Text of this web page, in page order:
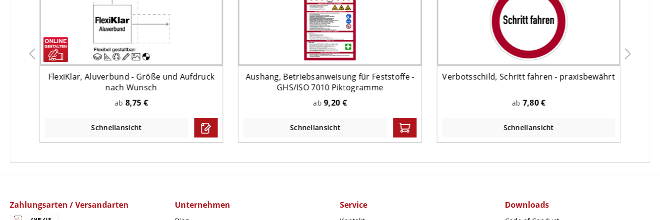
FlexiKlar, Aluverbund - Größe und Aufdruck
nach Wunsch
ab 8,75 €
Schnellansicht
Aushang, Betriebsanweisung für Feststoffe -
GHS/ISO 7010 Piktogramme
ab9,20 €
Schnellansicht
Verbotsschild, Schritt fahren - praxisbewährt
ab7,80 €
Schnellansicht
Zahlungsarten / Versandarten Unternehmen Service Downloads